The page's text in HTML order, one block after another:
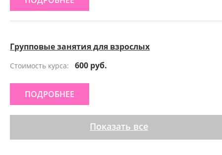
Групповые занятия для взрослых
Стоимость курса: 600 руб.
ПОДРОБНЕЕ
Показать все